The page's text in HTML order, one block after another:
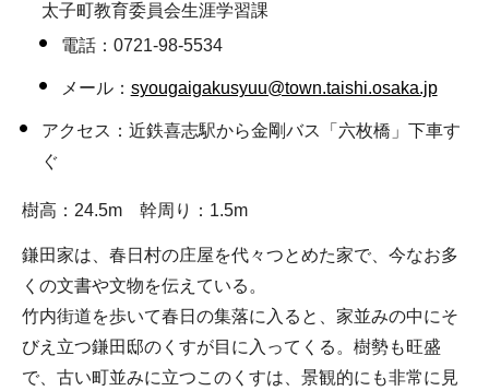
太子町教育委員会生涯学習課
電話：0721-98-5534
メール： syougaigakusyuu@town.taishi.osaka.jp
アクセス：近鉄喜志駅から金剛バス「六枚橋」下車す
ぐ
樹高：24.5m 幹周り：1.5m
鎌田家は、春日村の庄屋を代々つとめた家で、今なお多
くの文書や文物を伝えている。
竹内街道を歩いて春日の集落に入ると、家並みの中にそ
びえ立つ鎌田邸のくすが目に入ってくる。樹勢も旺盛
で、古い町並みに立つこのくすは、景観的にも非常に見